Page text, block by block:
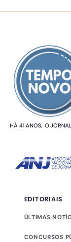
HÁ 41 ANOS, O
EDITORIAIS
ÚLTIMAS
CONCURSOS